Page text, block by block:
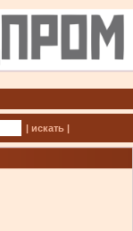
| искать |